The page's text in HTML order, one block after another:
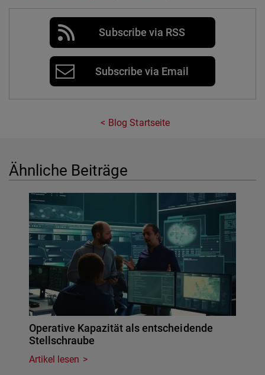
Subscribe via RSS
Subscribe via Email
Blog Startseite
Ähnliche Beiträge
Operative Kapazität als entscheidende
Stellschraube
Artikel lesen